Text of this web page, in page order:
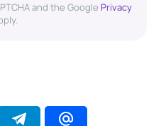
and the Google Privacy